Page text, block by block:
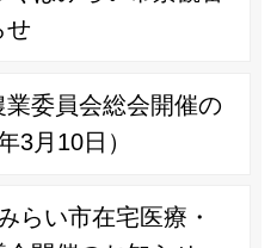
せ
委員会総会開催の
3月10日）
らい市在宅医療・